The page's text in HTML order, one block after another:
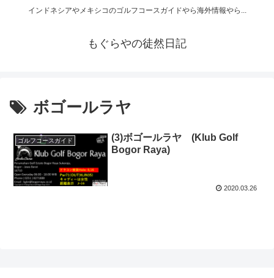
インドネシアやメキシコのゴルフコースガイドやら海外情報やら...
もぐらやの徒然日記
ボゴールラヤ
ゴルフコースガイド
(3)ボゴールラヤ (Klub Golf
Bogor Raya)
2020.03.26